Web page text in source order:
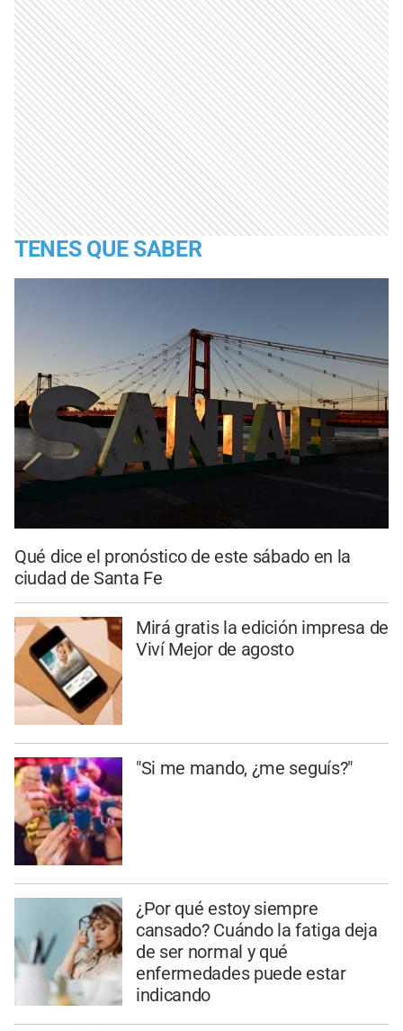
TENES QUE SABER
Qué dice el pronóstico de este sábado en la
ciudad de Santa Fe
Mirá gratis la edición impresa de
Viví Mejor de agosto
"Si me mando, ¿me seguís?"
¿Por qué estoy siempre
cansado? Cuándo la fatiga deja
de ser normal y qué
enfermedades puede estar
indicando